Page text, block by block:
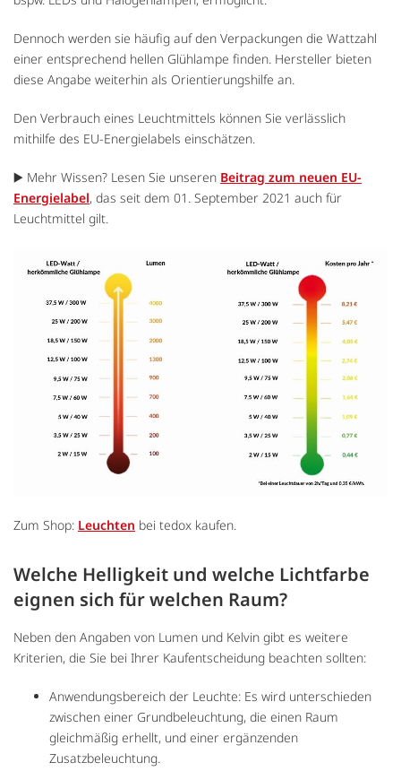
Dennoch werden sie häufig auf den Verpackungen die Wattzahl
einer entsprechend hellen Glühlampe finden. Hersteller bieten
diese Angabe weiterhin als Orientierungshilfe an.
Den Verbrauch eines Leuchtmittels können Sie verlässlich
mithilfe des EU-Energielabels einschätzen.
▶️ Mehr Wissen? Lesen Sie unseren Beitrag zum neuen EU-
Energielabel, das seit dem 01. September 2021 auch für
Leuchtmittel gilt.
Zum Shop: Leuchten bei tedox kaufen.
Welche Helligkeit und welche Lichtfarbe
eignen sich für welchen Raum?
Neben den Angaben von Lumen und Kelvin gibt es weitere
Kriterien, die Sie bei Ihrer Kaufentscheidung beachten sollten:
Anwendungsbereich der Leuchte: Es wird unterschieden
zwischen einer Grundbeleuchtung, die einen Raum
gleichmäßig erhellt, und einer ergänzenden
Zusatzbeleuchtung.